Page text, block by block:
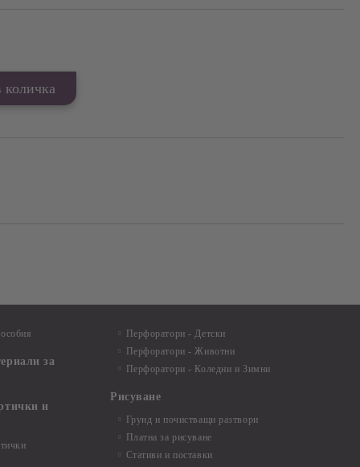
за
и
Перфоратори - Детски
Перфоратори - Животни
Перфоратори - Коледни и Зимни
Рисуване
Грунд и почистващи разтвори
Платна за рисуване
Стативи и поставки